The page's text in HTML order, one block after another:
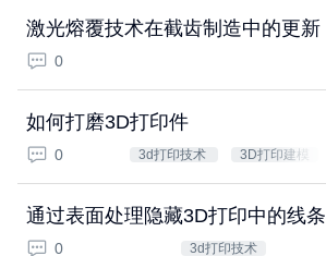
激光熔覆技术在截齿制造中的更新
0
如何打磨3D打印件
0 3d打印技术 3D打印建模
通过表面处理隐藏3D打印中的线条
0 3d打印技术